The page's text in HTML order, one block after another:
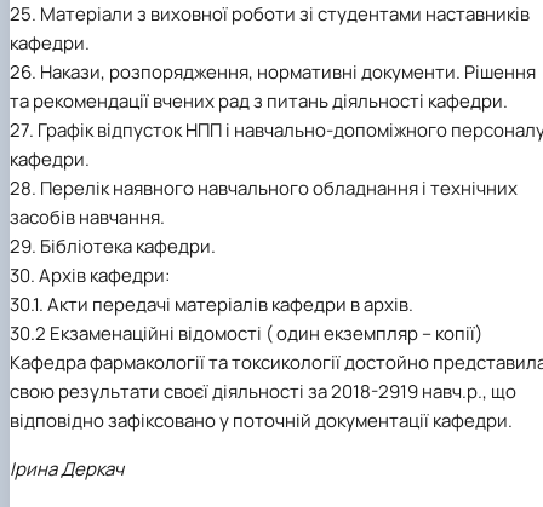
25. Матеріали з виховної роботи зі студентами наставників
кафедри.
26. Накази, розпорядження, нормативні документи. Рішення
та рекомендації вчених рад з питань діяльності кафедри.
27. Графік відпусток НПП і навчально-допоміжного
кафедри.
28. Перелік наявного навчального обладнання і технічних
засобів навчання.
29. Бібліотека кафедри.
30. Архів кафедри:
30.1. Акти передачі матеріалів кафедри в архів.
30.2 Екзаменаційні відомості ( один екземпляр – копії)
Кафедра фармакології та токсикології достойно
свою результати своєї діяльності за 2018-2919 навч.р., що
відповідно зафіксовано у поточній документації кафедри.
ІринаДеркач